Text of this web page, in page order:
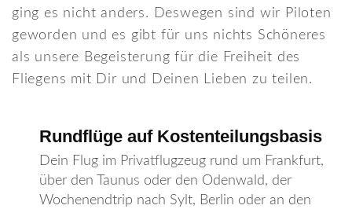
ging es nicht anders. Deswegen sind wir Piloten
geworden und es gibt für uns nichts Schöneres
als unsere Begeisterung für die Freiheit des
Fliegens mit Dir und Deinen Lieben zu teilen.
Rundflüge auf Kostenteilungsbasis
Dein Flug im Privatflugzeug rund um Frankfurt,
über den Taunus oder den Odenwald, der
Wochenendtrip nach Sylt, Berlin oder an den